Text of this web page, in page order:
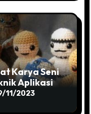
Karya Seni
Aplikasi
11/2023